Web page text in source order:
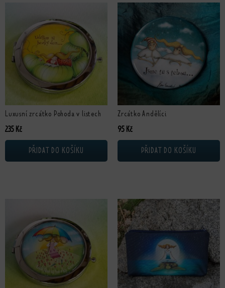
Luxusní zrcátko Pohoda v listech
235 Kč
PŘIDAT DO KOŠÍKU
Zrcátko Andělíci
95 Kč
PŘIDAT DO KOŠÍKU